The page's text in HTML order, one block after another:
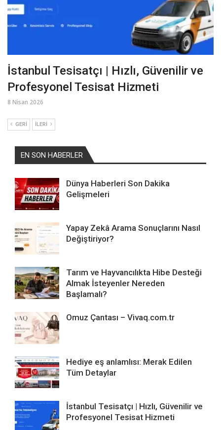
İstanbul Tesisatçı | Hızlı, Güvenilir ve
Profesyonel Tesisat Hizmeti
8 Nisan 2026
GERI İLERI
EN SON HABERLER
Dünya Haberleri Son Dakika
Gelişmeleri
Yapay Zekâ Arama Sonuçlarını Nasıl
Değiştiriyor?
Tarım ve Hayvancılıkta Hibe Desteği
Almak İsteyenler Nereden
Başlamalı?
Omuz Çantası – Vivaq.com.tr
Hediye eş anlamlısı: Merak Edilen
Tüm Detaylar
İstanbul Tesisatçı | Hızlı, Güvenilir ve
Profesyonel Tesisat Hizmeti